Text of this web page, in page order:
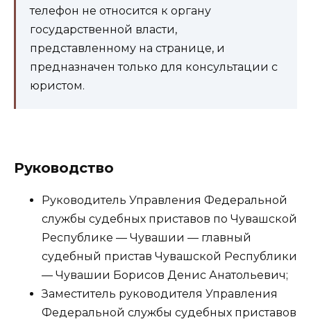
телефон не относится к органу
государственной власти,
представленному на странице, и
предназначен только для консультации с
юристом.
Руководство
Руководитель Управления Федеральной
службы судебных приставов по Чувашской
Республике — Чувашии — главный
судебный пристав Чувашской Республики
— Чувашии Борисов Денис Анатольевич;
Заместитель руководителя Управления
Федеральной службы судебных приставов